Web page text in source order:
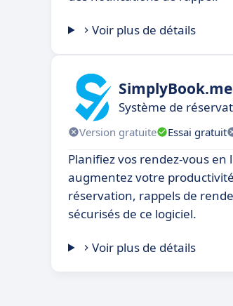
Voir plus de détails
SimplyBook.me
Système de
Version gratuite Essai gratuit
Planifiez vos rendez-vous
augmentez votre
réservation, rappels de
sécurisés de ce logiciel.
Voir plus de détails